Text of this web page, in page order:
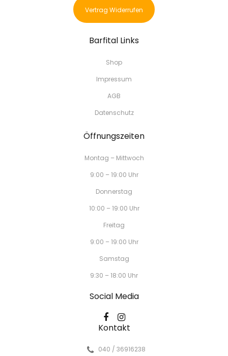
Vertrag Widerrufen
Barfital Links
Shop
Impressum
AGB
Datenschutz
Öffnungszeiten
Montag – Mittwoch
9:00 – 19:00 Uhr
Donnerstag
10:00 – 19:00 Uhr
Freitag
9:00 – 19:00 Uhr
Samstag
9:30 – 18:00 Uhr
Social Media
Kontakt
040 / 36916238